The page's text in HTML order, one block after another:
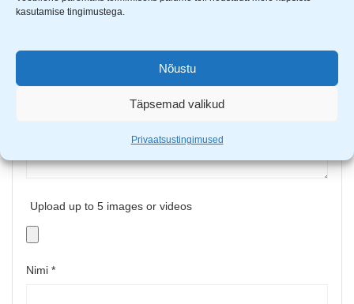
kasutamise tingimustega.
Nõustu
Täpsemad valikud
Privaatsustingimused
Upload up to 5 images or videos
Nimi *